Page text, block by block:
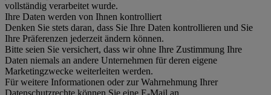
vollständig verarbeitet wurde.
Ihre Daten werden von Ihnen kontrolliert
Denken Sie stets daran, dass Sie Ihre Daten kontrollieren und Sie
Ihre Präferenzen jederzeit ändern können.
Bitte seien Sie versichert, dass wir ohne Ihre Zustimmung Ihre
Daten niemals an andere Unternehmen für deren eigene
Marketingzwecke weiterleiten werden.
Für weitere Informationen oder zur Wahrnehmung Ihrer
Datenschutzrechte können Sie eine E-Mail an